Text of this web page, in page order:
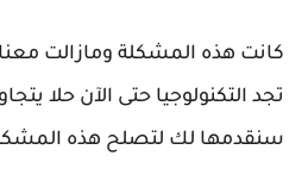
كانت هذه المشكلة ومازالت
تجد التكنولوجيا حتى الآن حلا
سنقدمها لك لتصلح هذه